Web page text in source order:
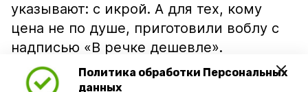
Политика обработки Персональных
данных
указывают: с икрой. А для тех, кому
цена не по душе, приготовили воблу с
надписью «В речке дешевле».